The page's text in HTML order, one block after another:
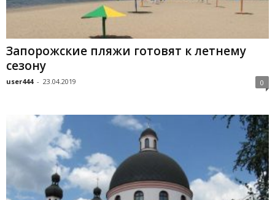
Запорожские пляжи готовят к летнему
сезону
user444 - 23.04.2019 0